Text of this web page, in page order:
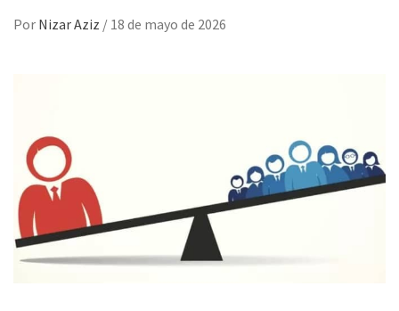
Por Nizar Aziz / 18 de mayo de 2026